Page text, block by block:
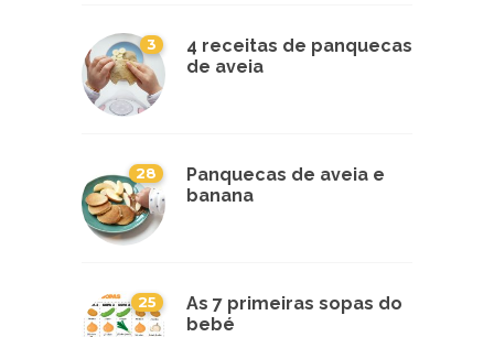
3
4 receitas de panquecas
de aveia
28
Panquecas de aveia e
banana
25
As 7 primeiras sopas do
bebé